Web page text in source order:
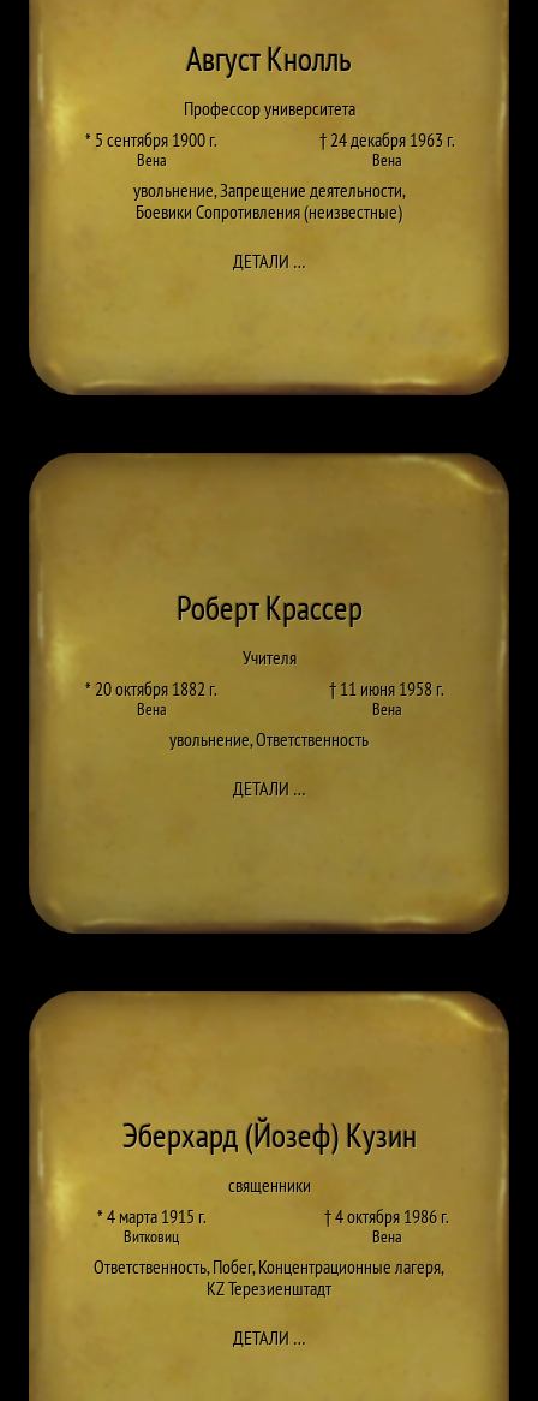
Август Кнолль
Профессор университета
* 5 сентября 1900 г.
Вена
† 24 декабря 1963 г.
Вена
увольнение,Запрещение деятельности,
Боевики Сопротивления (неизвестные)
ДЕТАЛИ…ДО AUGUST KNOLL
Роберт Крассер
Учителя
* 20 октября 1882 г.
Вена
† 11 июня 1958 г.
Вена
увольнение,Ответственность
ДЕТАЛИ…ДО ROBERT KRASSER
Эберхард (Йозеф) Кузин
священники
* 4 марта 1915 г.
Витковиц
† 4 октября 1986 г.
Вена
Ответственность,Побег,Концентрационные лагеря,
KZ Терезиенштадт
ДЕТАЛИ…ДО EBERHARD (JOSEF) KUSIN